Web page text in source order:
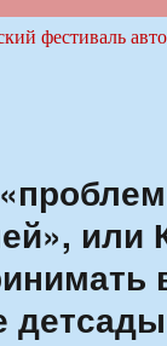
или